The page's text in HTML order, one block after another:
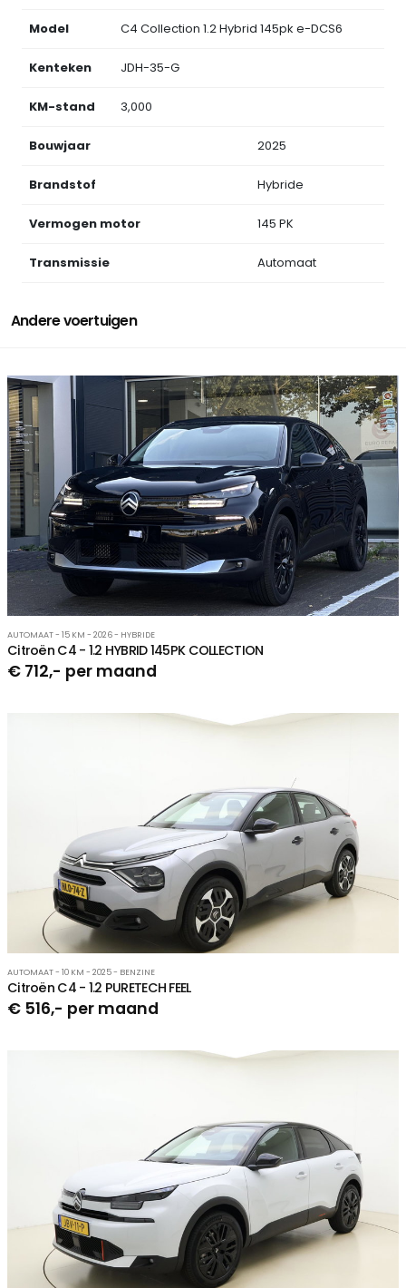
Model C4 Collection 1.2 Hybrid 145pk e-DCS6
Kenteken JDH-35-G
KM-stand 3,000
Bouwjaar 2025
Brandstof Hybride
Vermogen motor 145 PK
Transmissie Automaat
Andere voertuigen
AUTOMAAT - 15 KM - 2026 - HYBRIDE
Citroën C4 - 1.2 HYBRID 145PK COLLECTION
€ 712,- per maand
AUTOMAAT - 10 KM - 2025 - BENZINE
Citroën C4 - 1.2 PURETECH FEEL
€ 516,- per maand